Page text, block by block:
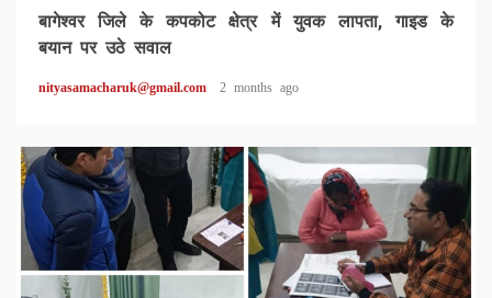
बागेश्वर जिले के कपकोट क्षेत्र में युवक लापता, गाइड के
बयान पर उठे सवाल
nityasamacharuk@gmail.com 2 months ago